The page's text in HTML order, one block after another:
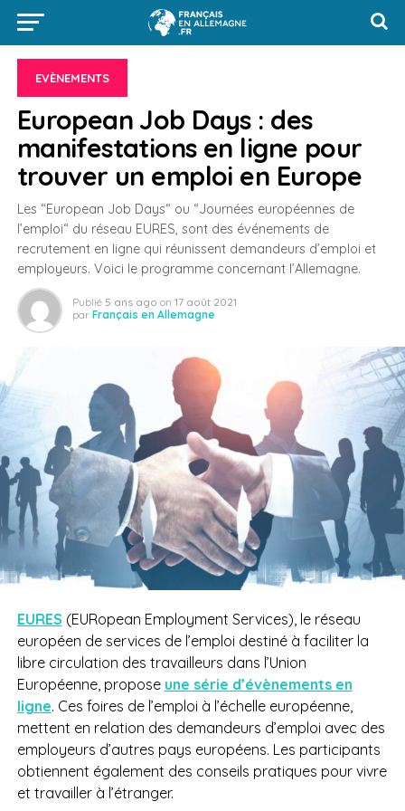
EVÈNEMENTS
European Job Days : des
manifestations en ligne pour
trouver un emploi en Europe
Les “European Job Days“ ou “Journées européennes de
l’emploi“ du réseau EURES, sont des événements de
recrutement en ligne qui réunissent demandeurs d’emploi et
employeurs. Voici le programme concernant l’Allemagne.
Publié 5 ans ago on 17 août 2021
par Français en Allemagne
EURES (EURopean Employment Services), le réseau
européen de services de l’emploi destiné à faciliter la
libre circulation des travailleurs dans l’Union
Européenne, propose une série d’évènements en
ligne. Ces foires de l’emploi à l’échelle européenne,
mettent en relation des demandeurs d’emploi avec des
employeurs d’autres pays européens. Les participants
obtiennent également des conseils pratiques pour vivre
et travailler à l’étranger.